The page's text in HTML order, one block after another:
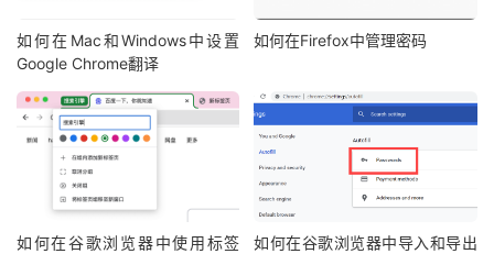
如何在Mac和Windows中设置
Google Chrome翻译
如何在Firefox中管理密码
如何在⾕歌浏览器中使⽤标签
如何在谷歌浏览器中导入和导出